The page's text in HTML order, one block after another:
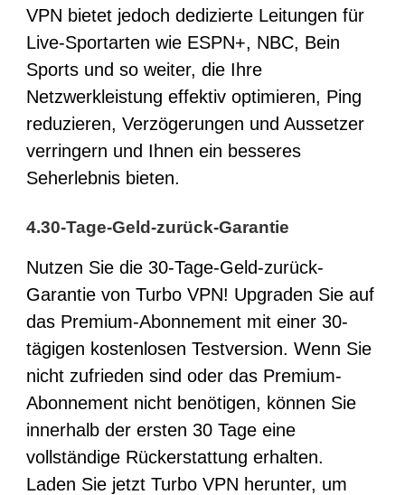
VPN bietet jedoch dedizierte Leitungen für
Live-Sportarten wie ESPN+, NBC, Bein
Sports und so weiter, die Ihre
Netzwerkleistung effektiv optimieren, Ping
reduzieren, Verzögerungen und Aussetzer
verringern und Ihnen ein besseres
Seherlebnis bieten.
4.30-Tage-Geld-zurück-Garantie
Nutzen Sie die 30-Tage-Geld-zurück-
Garantie von Turbo VPN! Upgraden Sie auf
das Premium-Abonnement mit einer 30-
tägigen kostenlosen Testversion. Wenn Sie
nicht zufrieden sind oder das Premium-
Abonnement nicht benötigen, können Sie
innerhalb der ersten 30 Tage eine
vollständige Rückerstattung erhalten.
Laden Sie jetzt Turbo VPN herunter, um